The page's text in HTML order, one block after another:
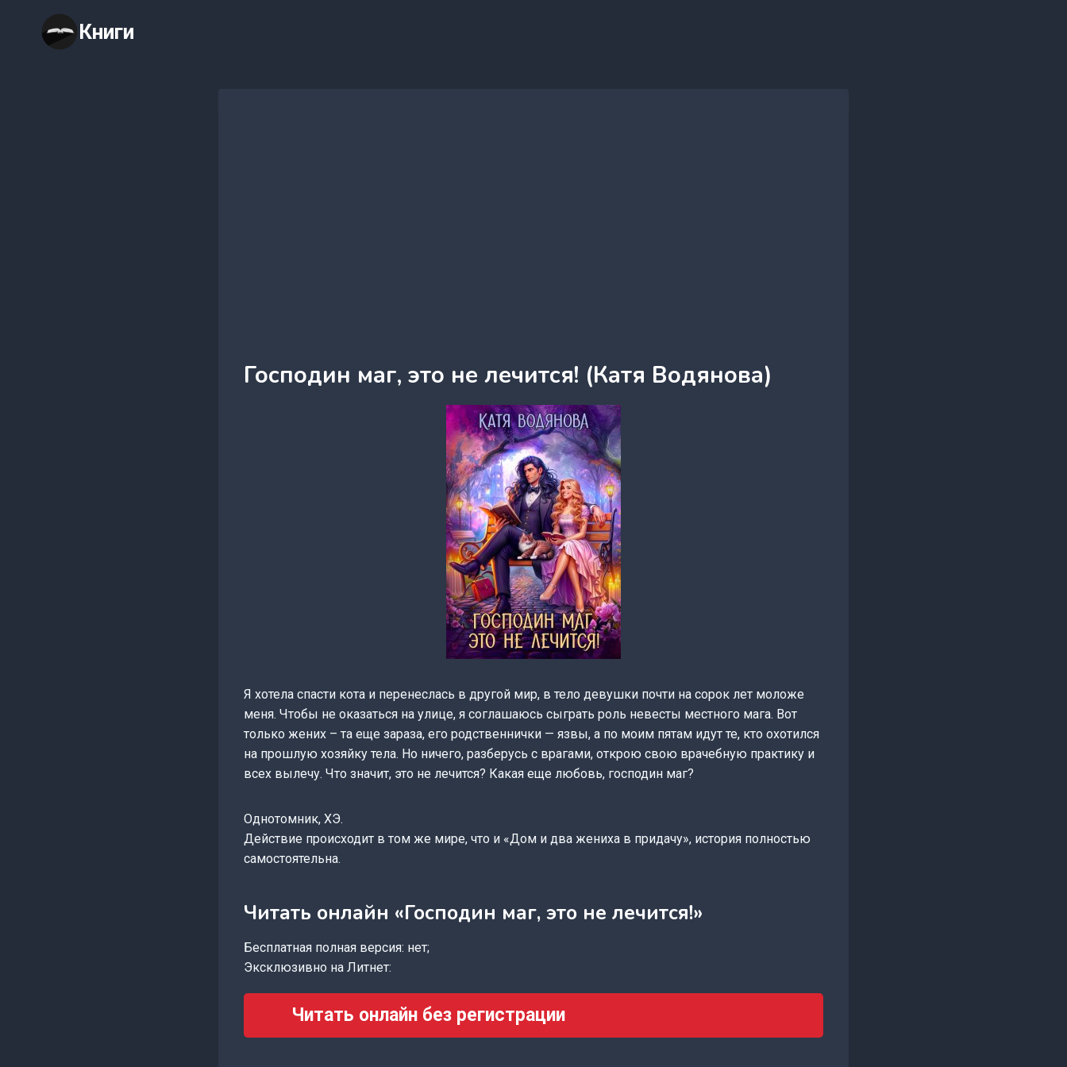
содержимому
Книги
Господин маг, это не лечится! (Катя Водянова)
Я хотела спасти кота и перенеслась в другой мир, в тело девушки почти на сорок лет моложе
меня. Чтобы не оказаться на улице, я соглашаюсь сыграть роль невесты местного мага. Вот
только жених – та еще зараза, его родственнички — язвы, а по моим пятам идут те, кто охотился
на прошлую хозяйку тела. Но ничего, разберусь с врагами, открою свою врачебную практику и
всех вылечу. Что значит, это не лечится? Какая еще любовь, господин маг?
Однотомник, ХЭ.
Действие происходит в том же мире, что и «Дом и два жениха в придачу», история полностью
самостоятельна.
Читать онлайн «Господин маг, это не лечится!»
Бесплатная полная версия: нет;
Эксклюзивно на Литнет:
Читать онлайн без регистрации